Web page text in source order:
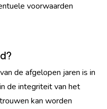
voorwaarden
de afgelopen jaren is in
de integriteit van het
kan worden